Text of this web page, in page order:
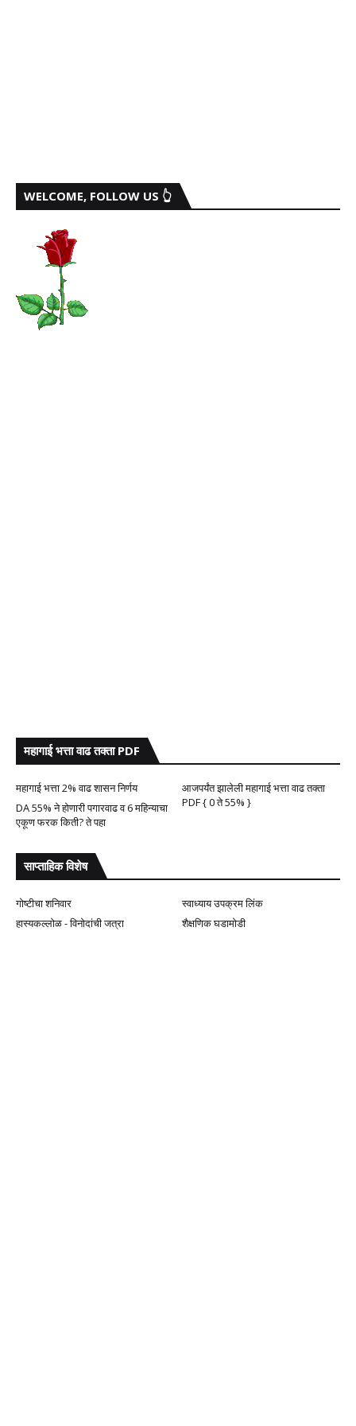
WELCOME, FOLLOW US 👆
महागाई भत्ता वाढ तक्ता PDF
महागाई भत्ता 2% वाढ शासन निर्णय
आजपर्यंत झालेली महागाई भत्ता वाढ तक्ता
PDF { 0 ते 55% }
DA 55% ने होणारी पगारवाढ व 6 महिन्याचा
एकूण फरक किती? ते पहा
साप्ताहिक विशेष
गोष्टीचा शनिवार
स्वाध्याय उपक्रम लिंक
हास्यकल्लोळ - विनोदांची जत्रा
शैक्षणिक घडामोडी